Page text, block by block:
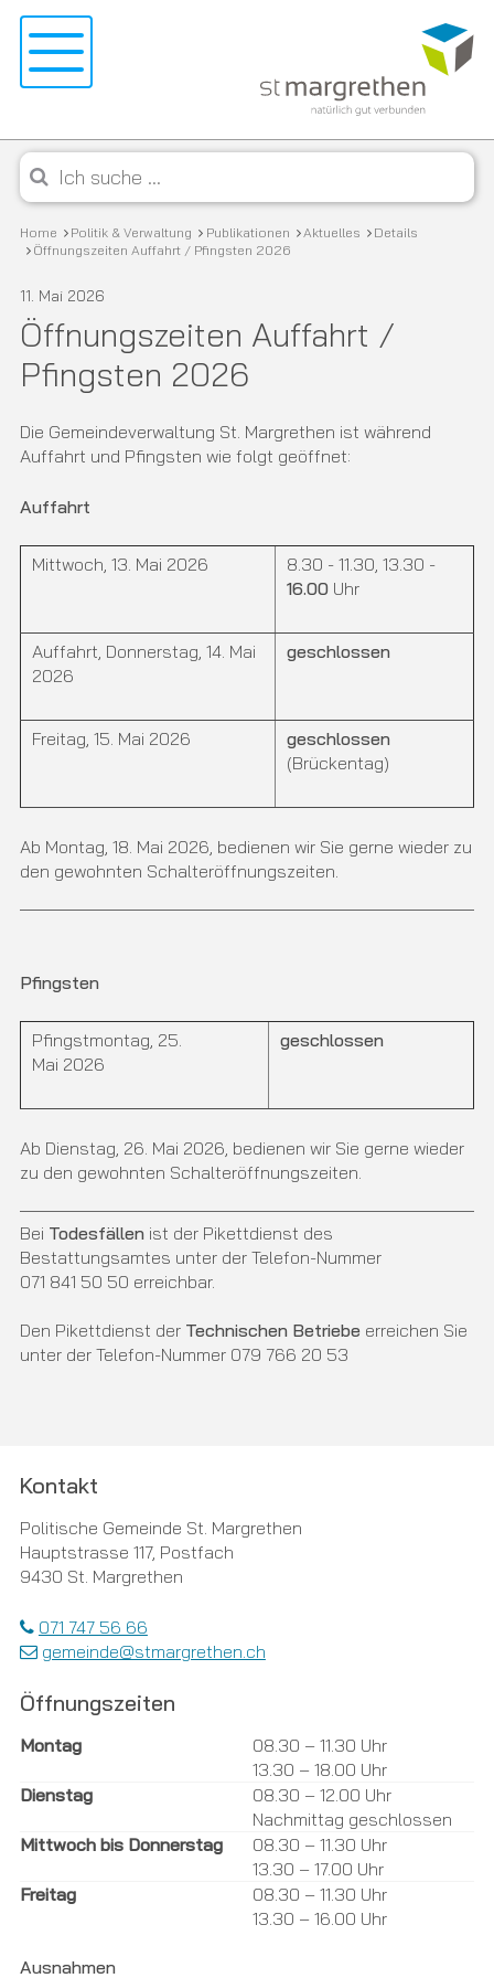
Navigieren in St. Margrethen
Schnellnavigation
Suchbegriff
Suche starten
Mobile Navigation
Menu
Breadcrumb
Home Politik & Verwaltung Publikationen Aktuelles
Details
Öffnungszeiten Auffahrt / Pfingsten 2026
11. Mai 2026
Öffnungszeiten Auffahrt /
Pfingsten 2026
Die Gemeindeverwaltung St. Margrethen ist während
Auffahrt und Pfingsten wie folgt geöffnet:
Auffahrt
Mittwoch, 13. Mai 2026
8.30 - 11.30, 13.30 -
16.00Uhr
Auffahrt, Donnerstag, 14. Mai
2026
geschlossen
Freitag, 15. Mai 2026
geschlossen
(Brückentag)
Ab Montag, 18. Mai 2026, bedienen wir Sie gerne wieder zu
den gewohnten Schalteröffnungszeiten.
Pfingsten
Pfingstmontag, 25.
Mai 2026
geschlossen
Ab Dienstag, 26. Mai 2026, bedienen wir Sie gerne wieder
zu den gewohnten Schalteröffnungszeiten.
Bei Todesfällenist der Pikettdienst des
Bestattungsamtes unter der Telefon-Nummer
071 841 50 50 erreichbar.
Den Pikettdienst der Technischen Betriebeerreichen Sie
unter der Telefon-Nummer 079 766 20 53
Footer
Kontakt
Politische Gemeinde St. Margrethen
Hauptstrasse 117, Postfach
9430 St. Margrethen
071 747 56 66
gemeinde@stmargrethen.ch
Öffnungszeiten
TagÖffnungszeiten VormittagÖffnungszeiten Nachmittag
Montag
08.30 – 11.30 Uhr
13.30 – 18.00 Uhr
Dienstag
08.30 – 12.00 Uhr
Nachmittag geschlossen
Mittwoch bis Donnerstag
08.30 – 11.30 Uhr
13.30 – 17.00 Uhr
Freitag
08.30 – 11.30 Uhr
13.30 – 16.00 Uhr
Ausnahmen